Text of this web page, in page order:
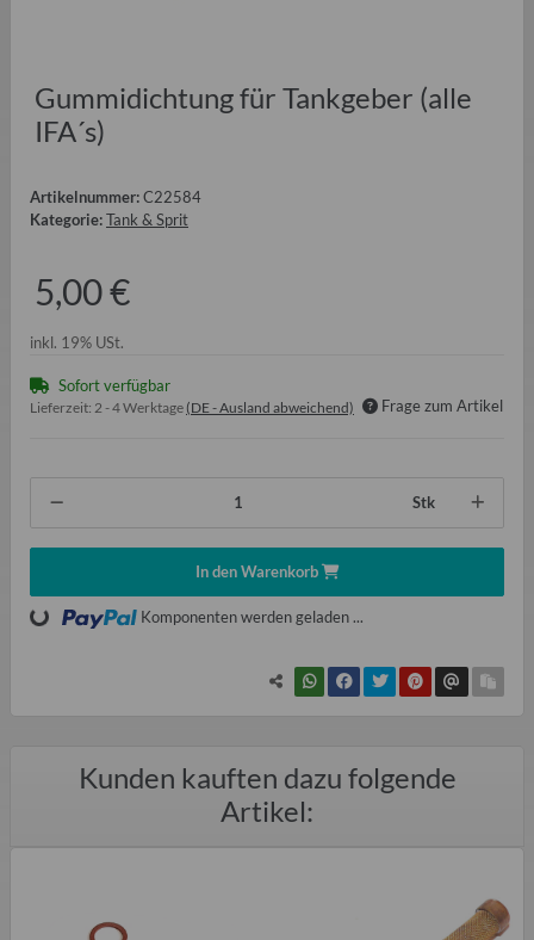
Gummidichtung für Tankgeber (alle
IFA´s)
Artikelnummer:C22584
Kategorie:Tank & Sprit
5,00 €
inkl. 19% USt.
Sofort verfügbar
Lieferzeit: 2 - 4 Werktage (DE - Ausland abweichend) Frage zum Artikel
Stk
In den Warenkorb
Loading... Komponenten werden geladen ...
Kunden kauften dazu folgende
Artikel: